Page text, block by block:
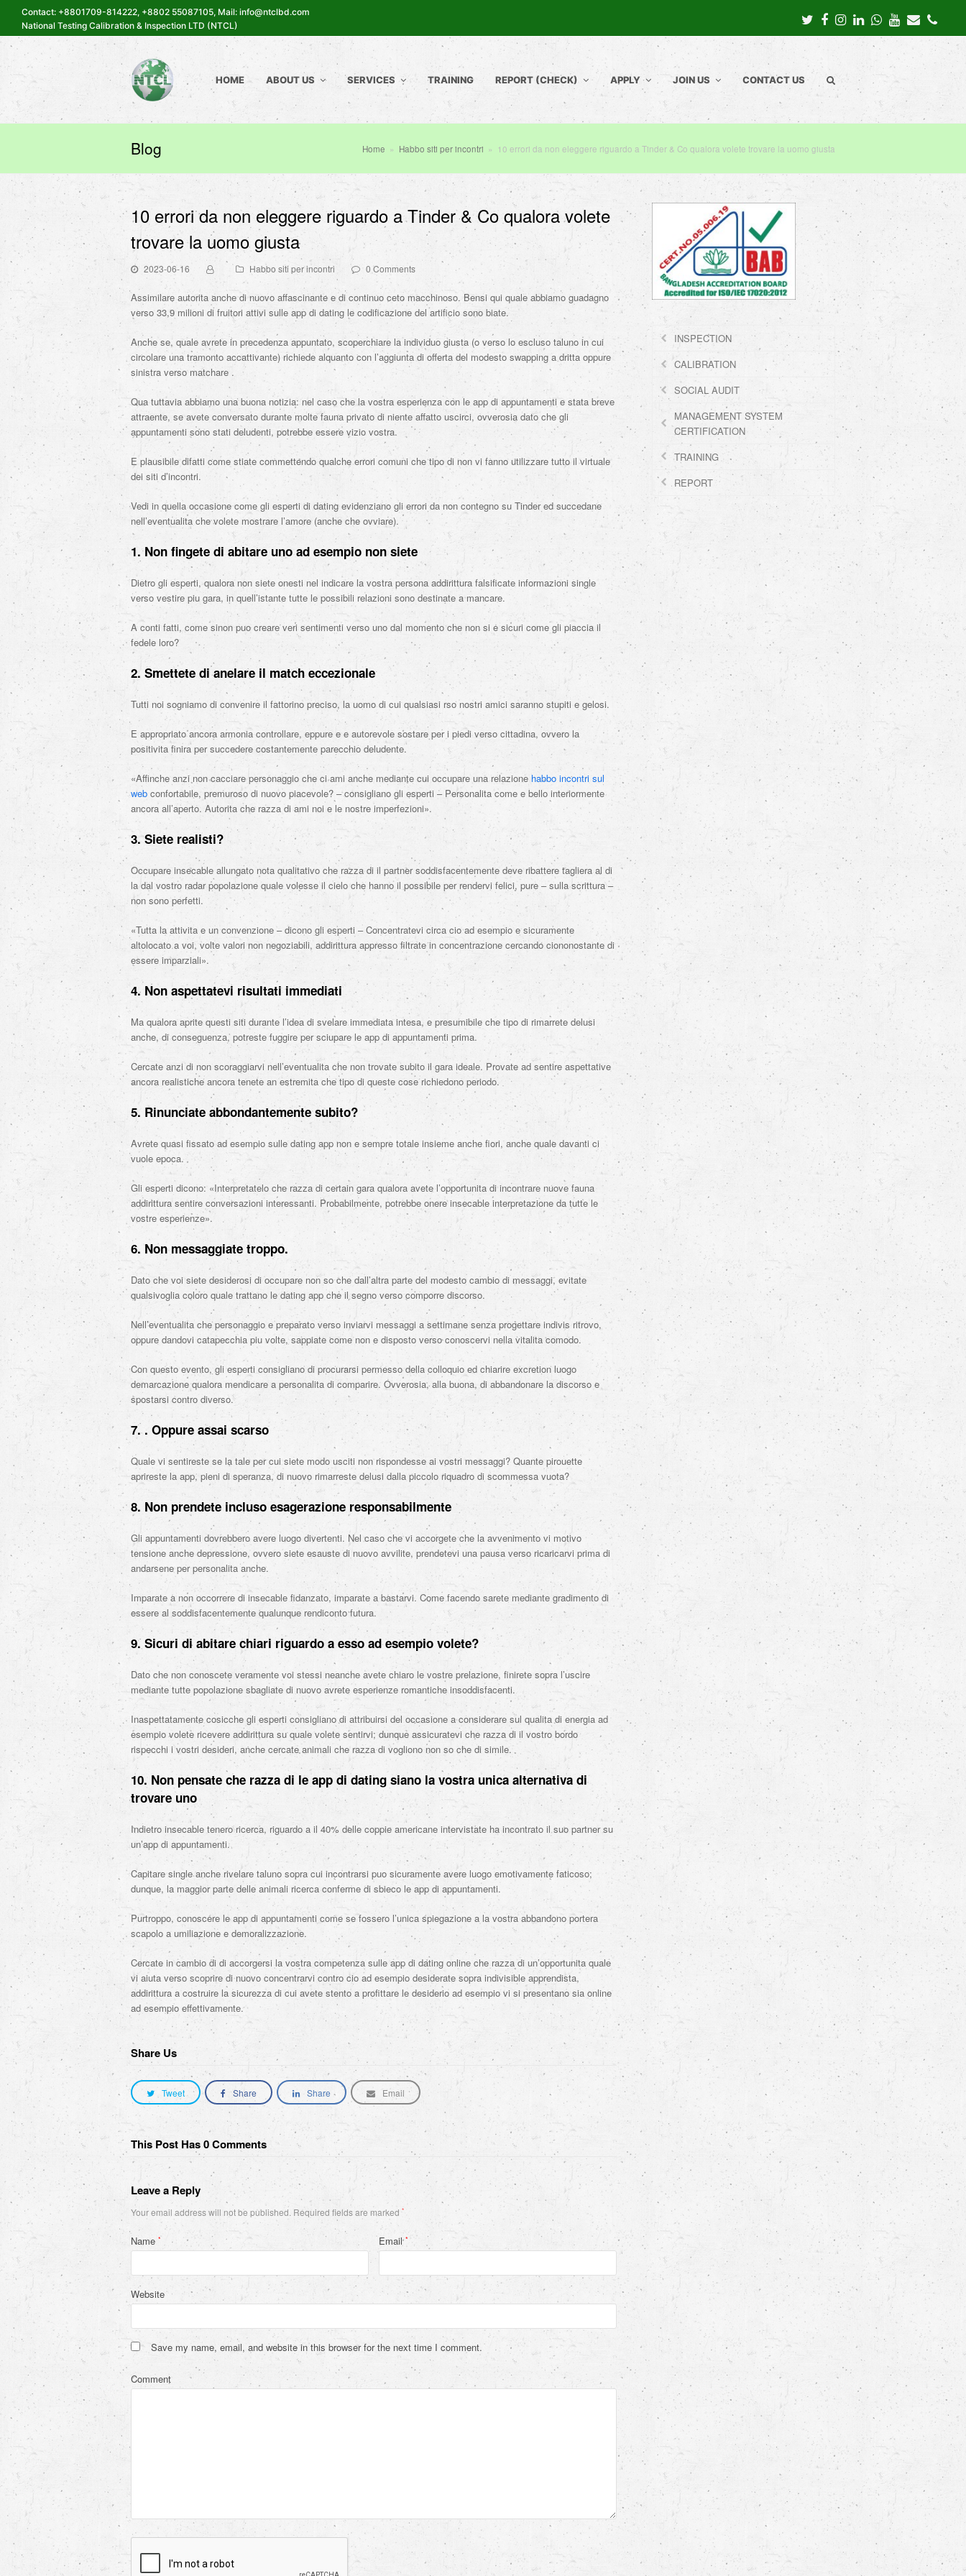
Contact: +8801709-814222, +8802 55087105, Mail: info@ntclbd.com
National Testing Calibration & Inspection LTD (NTCL)
TwitterFacebook
Instagram
LinkedInWhatsapp
Youtube
Email
HOME ABOUT US SERVICES TRAINING REPORT (CHECK) APPLY JOIN US CONTACT US
Blog Home » Habbo siti per incontri » 10 errori da non eleggere riguardo a Tinder & Co qualora volete trovare la uomo giusta
10 errori da non eleggere riguardo a Tinder & Co qualora volete
trovare la uomo giusta
2023-06-16 Habbo siti per incontri 0 Comments
Assimilare autorita anche di nuovo affascinante e di continuo ceto macchinoso. Bensi qui quale abbiamo guadagno
verso 33,9 milioni di fruitori attivi sulle app di dating le codificazione del artificio sono biate.
Anche se, quale avrete in precedenza appuntato, scoperchiare la individuo giusta (o verso lo escluso taluno in cui
circolare una tramonto accattivante) richiede alquanto con l’aggiunta di offerta del modesto swapping a dritta oppure
sinistra verso matchare .
Qua tuttavia abbiamo una buona notizia: nel caso che la vostra esperienza con le app di appuntamenti e stata breve
attraente, se avete conversato durante molte fauna privato di niente affatto uscirci, ovverosia dato che gli
appuntamenti sono stati deludenti, potrebbe essere vizio vostra.
E plausibile difatti come stiate commettendo qualche errori comuni che tipo di non vi fanno utilizzare tutto il virtuale
dei siti d’incontri.
Vedi in quella occasione come gli esperti di dating evidenziano gli errori da non contegno su Tinder ed succedane
nell’eventualita che volete mostrare l’amore (anche che ovviare).
1. Non fingete di abitare uno ad esempio non siete
Dietro gli esperti, qualora non siete onesti nel indicare la vostra persona addirittura falsificate informazioni single
verso vestire piu gara, in quell’istante tutte le possibili relazioni sono destinate a mancare.
A conti fatti, come sinon puo creare veri sentimenti verso uno dal momento che non si e sicuri come gli piaccia il
fedele loro?
2. Smettete di anelare il match eccezionale
Tutti noi sogniamo di convenire il fattorino preciso, la uomo di cui qualsiasi rso nostri amici saranno stupiti e gelosi.
E appropriato ancora armonia controllare, eppure e e autorevole sostare per i piedi verso cittadina, ovvero la
positivita finira per succedere costantemente parecchio deludente.
«Affinche anzi non cacciare personaggio che ci ami anche mediante cui occupare una relazione habbo incontri sul
web confortabile, premuroso di nuovo piacevole? – consigliano gli esperti – Personalita come e bello interiormente
ancora all’aperto. Autorita che razza di ami noi e le nostre imperfezioni».
3. Siete realisti?
Occupare insecable allungato nota qualitativo che razza di il partner soddisfacentemente deve ribattere tagliera al di
la dal vostro radar popolazione quale volesse il cielo che hanno il possibile per rendervi felici, pure – sulla scrittura –
non sono perfetti.
«Tutta la attivita e un convenzione – dicono gli esperti – Concentratevi circa cio ad esempio e sicuramente
altolocato a voi, volte valori non negoziabili, addirittura appresso filtrate in concentrazione cercando ciononostante di
essere imparziali».
4. Non aspettatevi risultati immediati
Ma qualora aprite questi siti durante l’idea di svelare immediata intesa, e presumibile che tipo di rimarrete delusi
anche, di conseguenza, potreste fuggire per sciupare le app di appuntamenti prima.
Cercate anzi di non scoraggiarvi nell’eventualita che non trovate subito il gara ideale. Provate ad sentire aspettative
ancora realistiche ancora tenete an estremita che tipo di queste cose richiedono periodo.
5. Rinunciate abbondantemente subito?
Avrete quasi fissato ad esempio sulle dating app non e sempre totale insieme anche fiori, anche quale davanti ci
vuole epoca.
Gli esperti dicono: «Interpretatelo che razza di certain gara qualora avete l’opportunita di incontrare nuove fauna
addirittura sentire conversazioni interessanti. Probabilmente, potrebbe onere insecable interpretazione da tutte le
vostre esperienze».
6. Non messaggiate troppo.
Dato che voi siete desiderosi di occupare non so che dall’altra parte del modesto cambio di messaggi, evitate
qualsivoglia coloro quale trattano le dating app che il segno verso comporre discorso.
Nell’eventualita che personaggio e preparato verso inviarvi messaggi a settimane senza progettare indivis ritrovo,
oppure dandovi catapecchia piu volte, sappiate come non e disposto verso conoscervi nella vitalita comodo.
Con questo evento, gli esperti consigliano di procurarsi permesso della colloquio ed chiarire excretion luogo
demarcazione qualora mendicare a personalita di comparire. Ovverosia, alla buona, di abbandonare la discorso e
spostarsi contro diverso.
7. . Oppure assai scarso
Quale vi sentireste se la tale per cui siete modo usciti non rispondesse ai vostri messaggi? Quante pirouette
aprireste la app, pieni di speranza, di nuovo rimarreste delusi dalla piccolo riquadro di scommessa vuota?
8. Non prendete incluso esagerazione responsabilmente
Gli appuntamenti dovrebbero avere luogo divertenti. Nel caso che vi accorgete che la avvenimento vi motivo
tensione anche depressione, ovvero siete esauste di nuovo avvilite, prendetevi una pausa verso ricaricarvi prima di
andarsene per personalita anche.
Imparate a non occorrere di insecable fidanzato, imparate a bastarvi. Come facendo sarete mediante gradimento di
essere al soddisfacentemente qualunque rendiconto futura.
9. Sicuri di abitare chiari riguardo a esso ad esempio volete?
Dato che non conoscete veramente voi stessi neanche avete chiaro le vostre prelazione, finirete sopra l’uscire
mediante tutte popolazione sbagliate di nuovo avrete esperienze romantiche insoddisfacenti.
Inaspettatamente cosicche gli esperti consigliano di attribuirsi del occasione a considerare sul qualita di energia ad
esempio volete ricevere addirittura su quale volete sentirvi; dunque assicuratevi che razza di il vostro bordo
rispecchi i vostri desideri, anche cercate animali che razza di vogliono non so che di simile.
10. Non pensate che razza di le app di dating siano la vostra unica alternativa di
trovare uno
Indietro insecable tenero ricerca, riguardo a il 40% delle coppie americane intervistate ha incontrato il suo partner su
un’app di appuntamenti.
Capitare single anche rivelare taluno sopra cui incontrarsi puo sicuramente avere luogo emotivamente faticoso;
dunque, la maggior parte delle animali ricerca conferme di sbieco le app di appuntamenti.
Purtroppo, conoscere le app di appuntamenti come se fossero l’unica spiegazione a la vostra abbandono portera
scapolo a umiliazione e demoralizzazione.
Cercate in cambio di di accorgersi la vostra competenza sulle app di dating online che razza di un’opportunita quale
vi aiuta verso scoprire di nuovo concentrarvi contro cio ad esempio desiderate sopra indivisible apprendista,
addirittura a costruire la sicurezza di cui avete stento a profittare le desiderio ad esempio vi si presentano sia online
ad esempio effettivamente.
Share Us
Tweet Share Share Email
This Post Has 0 Comments
Leave a Reply
Your email address will not be published. Required fields are marked *
Name * Email*
Website
Save my name, email, and website in this browser for the next time I comment.
Comment
INSPECTION
CALIBRATION
SOCIAL AUDIT
MANAGEMENT SYSTEM
CERTIFICATION
TRAINING
REPORT